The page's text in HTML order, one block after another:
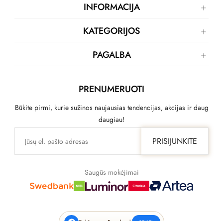
INFORMACIJA
KATEGORIJOS
PAGALBA
PRENUMERUOTI
Būkite pirmi, kurie sužinos naujausias tendencijas, akcijas ir daug
daugiau!
PRISIJUNKITE
Saugūs mokėjimai